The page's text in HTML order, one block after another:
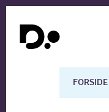
FORSIDE